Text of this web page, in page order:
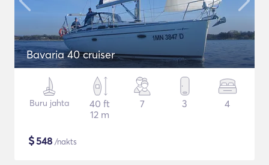
Bavaria 40 cruiser
Buru jahta
40 ft
12 m
7 3 4
$548 /nakts